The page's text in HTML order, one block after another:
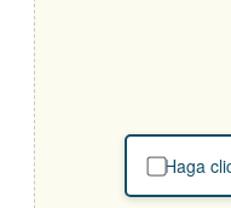
Haga